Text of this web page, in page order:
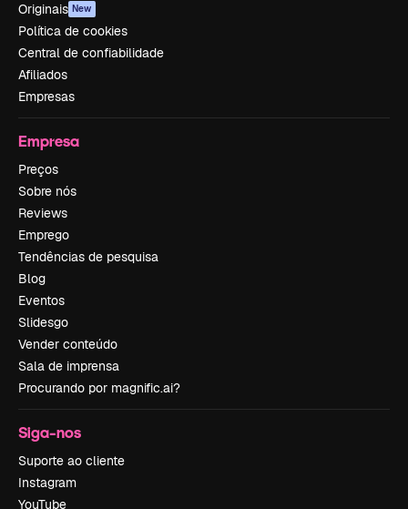
Originais New
Política de cookies
Central de confiabilidade
Afiliados
Empresas
Empresa
Preços
Sobre nós
Reviews
Emprego
Tendências de pesquisa
Blog
Eventos
Slidesgo
Vender conteúdo
Sala de imprensa
Procurando por magnific.ai?
Siga-nos
Suporte ao cliente
Instagram
YouTube